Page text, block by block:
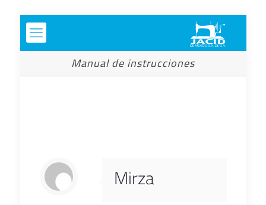
Manual de instrucciones
Mirza